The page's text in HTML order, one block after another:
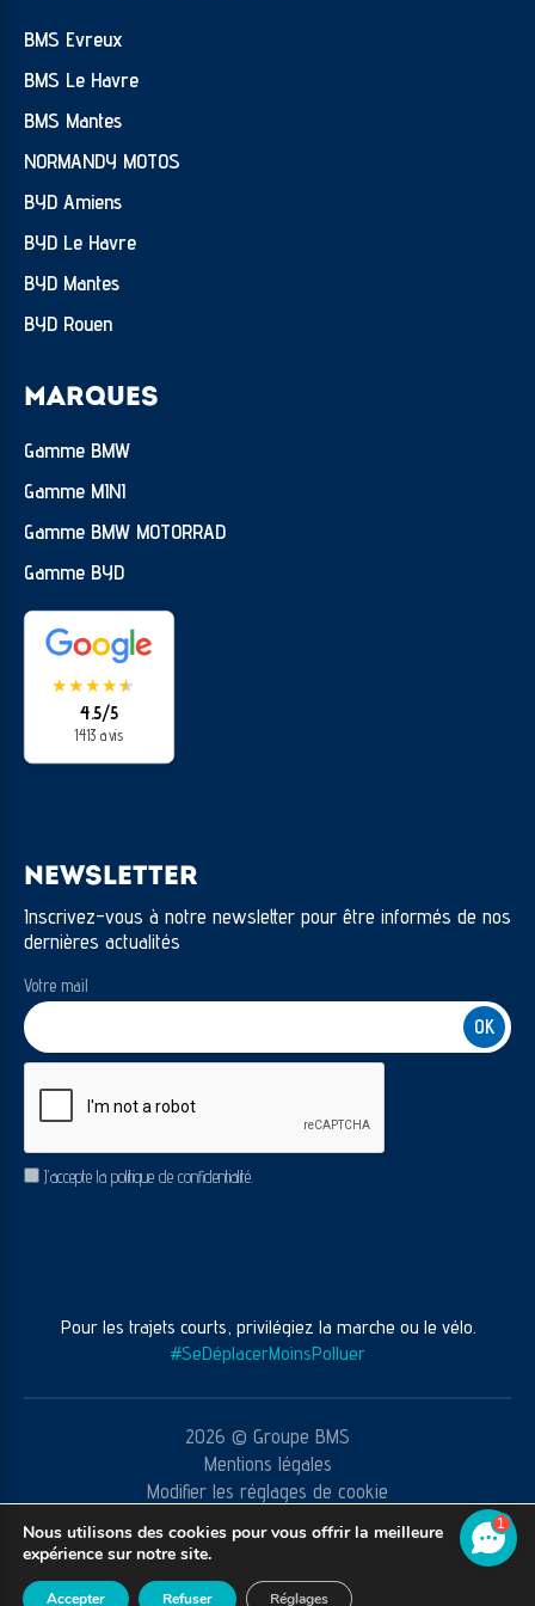
ECRIVEZ-NOUS
BMS Evreux
BMS Le Havre
BMS Mantes
NORMANDY MOTOS
BYD Amiens
BYD Le Havre
BYD Mantes
BYD Rouen
MARQUES
Gamme BMW
Gamme MINI
Gamme BMW MOTORRAD
Gamme BYD
★★★★★
★
4.5/5
1413 avis
NEWSLETTER
Inscrivez-vous à notre newsletter pour être informés de nos
dernières actualités
Votre mail
RGPDJ’accepte la politique de confidentialité.
Pour les trajets courts, privilégiez la marche ou le vélo.
#SeDéplacerMoinsPolluer
2026 © Groupe BMS
Mentions légales
Modifier les réglages de cookie
Réalisation agence web
Nous utilisons des cookies pour vous offrir la meilleure
expérience sur notre site.
Accepter Refuser Réglages
1